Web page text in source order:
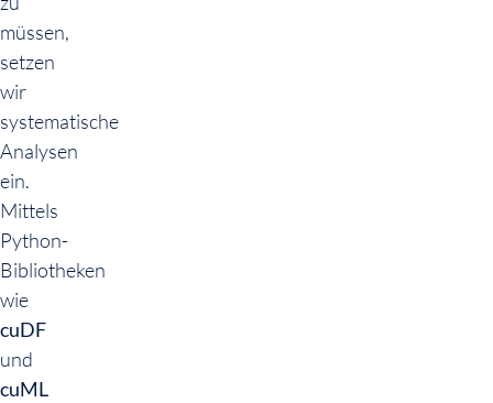
müssen,
setzen
wir
systematische
Analysen
ein.
Mittels
Python-
Bibliotheken
wie
cuDF
und
cuML